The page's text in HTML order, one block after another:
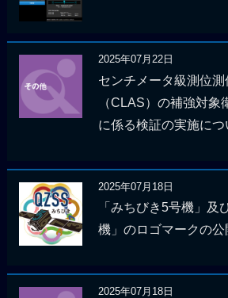
2025年07月22日
センチメータ級測位測
（CLAS）の補強対象
に係る検証の実施につ
2025年07月18日
「みちびき5号機」及
機」のロゴマークの公
2025年07月18日